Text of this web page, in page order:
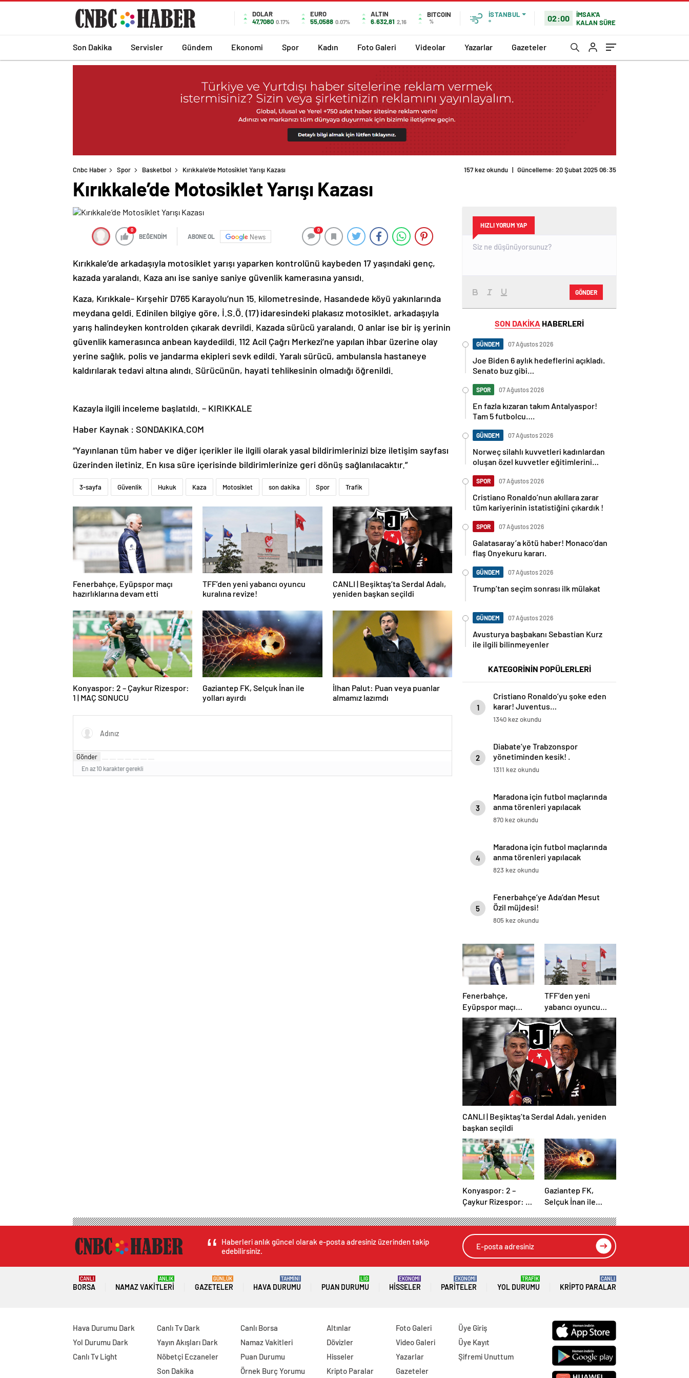
DOLAR
47,7080 0.17%
EURO
55,0588 0.07%
ALTIN
6.632,81 2,16
BITCOIN
%
İSTANBUL
°
02:00
İMSAK'A
KALAN SÜRE
Son Dakika Servisler Gündem Ekonomi Spor Kadın Foto Galeri Videolar Yazarlar Gazeteler
Cnbc Haber Spor Basketbol Kırıkkale’de Motosiklet Yarışı Kazası 157 kez okundu | Güncelleme: 20 Şubat 2025 06:35
Kırıkkale’de Motosiklet Yarışı Kazası
0
BEĞENDİM ABONE OL News
0
Kırıkkale’de arkadaşıyla motosiklet yarışı yaparken kontrolünü kaybeden 17 yaşındaki genç,
kazada yaralandı. Kaza anı ise saniye saniye güvenlik kamerasına yansıdı.
Kaza, Kırıkkale- Kırşehir D765 Karayolu’nun 15. kilometresinde, Hasandede köyü yakınlarında
meydana geldi. Edinilen bilgiye göre, İ.S.Ö. (17) idaresindeki plakasız motosiklet, arkadaşıyla
yarış halindeyken kontrolden çıkarak devrildi. Kazada sürücü yaralandı. O anlar ise bir iş yerinin
güvenlik kamerasınca anbean kaydedildi. 112 Acil Çağrı Merkezi’ne yapılan ihbar üzerine olay
yerine sağlık, polis ve jandarma ekipleri sevk edildi. Yaralı sürücü, ambulansla hastaneye
kaldırılarak tedavi altına alındı. Sürücünün, hayati tehlikesinin olmadığı öğrenildi.
Kazayla ilgili inceleme başlatıldı. – KIRIKKALE
Haber Kaynak : SONDAKIKA.COM
“Yayınlanan tüm haber ve diğer içerikler ile ilgili olarak yasal bildirimlerinizi bize iletişim sayfası
üzerinden iletiniz. En kısa süre içerisinde bildirimlerinize geri dönüş sağlanılacaktır.”
3-sayfa Güvenlik Hukuk Kaza Motosiklet son dakika Spor Trafik
Fenerbahçe, Eyüpspor maçı
hazırlıklarına devam etti
TFF’den yeni yabancı oyuncu
kuralına revize!
CANLI | Beşiktaş’ta Serdal Adalı,
yeniden başkan seçildi
Konyaspor: 2 – Çaykur Rizespor:
1 | MAÇ SONUCU
Gaziantep FK, Selçuk İnan ile
yolları ayırdı
İlhan Palut: Puan veya puanlar
almamız lazımdı
Gönder
En az 10 karakter gerekli
HIZLI YORUM YAP
GÖNDER
SON DAKİKA HABERLERİ
GÜNDEM 07 Ağustos 2026
Joe Biden 6 aylık hedeflerini açıkladı.
Senato buz gibi…
SPOR 07 Ağustos 2026
En fazla kızaran takım Antalyaspor!
Tam 5 futbolcu….
GÜNDEM 07 Ağustos 2026
Norweç silahlı kuvvetleri kadınlardan
oluşan özel kuvvetler eğitimlerini
SPOR 07 Ağustos 2026
Cristiano Ronaldo’nun akıllara zarar
tüm kariyerinin istatistiğini çıkardık !
SPOR 07 Ağustos 2026
Galatasaray’a kötü haber! Monaco’dan
flaş Onyekuru kararı.
GÜNDEM 07 Ağustos 2026
Trump’tan seçim sonrası ilk mülakat
GÜNDEM 07 Ağustos 2026
Avusturya başbakanı Sebastian Kurz
ile ilgili bilinmeyenler
KATEGORİNİN POPÜLERLERİ
1
Cristiano Ronaldo’yu şoke eden
karar! Juventus…
1340 kez okundu
2
Diabate’ye Trabzonspor
yönetiminden kesik! .
1311 kez okundu
3
Maradona için futbol maçlarında
anma törenleri yapılacak
870 kez okundu
4
Maradona için futbol maçlarında
anma törenleri yapılacak
823 kez okundu
5
Fenerbahçe’ye Ada’dan Mesut
Özil müjdesi!
805 kez okundu
Fenerbahçe,
Eyüpspor maçı
hazırlıklarına devam
etti
TFF’den yeni
yabancı oyuncu
kuralına revize!
CANLI | Beşiktaş’ta Serdal Adalı, yeniden
başkan seçildi
Konyaspor: 2 –
Çaykur Rizespor: 1 |
Gaziantep FK,
Selçuk İnan ile
Haberleri anlık güncel olarak e-posta adresiniz üzerinden takip
edebilirsiniz.
BORSA
CANLI
NAMAZ VAKITLERI
ANLIK
GAZETELER
GÜNLÜK
HAVA DURUMU
TAHMİNİ
PUAN DURUMU
LİG
HISSELER
EKONOMİ
PARITELER
EKONOMİ
YOL DURUMU
TRAFİK
KRIPTO PARALAR
CANLI
Hava Durumu Dark
Yol Durumu Dark
Canlı Tv Light
Canlı Tv Dark
Yayın Akışları Dark
Nöbetçi Eczaneler
Son Dakika
Canlı Borsa
Namaz Vakitleri
Puan Durumu
Örnek Burç Yorumu
Altınlar
Dövizler
Hisseler
Kripto Paralar
Foto Galeri
Video Galeri
Yazarlar
Gazeteler
Üye Giriş
Üye Kayıt
Şifremi Unuttum